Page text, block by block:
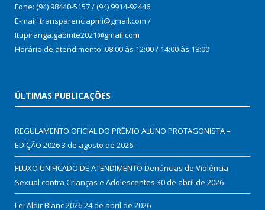
Fone: (94) 98440-5157 / (94) 9914-92446
E-mail: transparenciapmi@gmail.com /
Itupiranga.gabinte2021@gmail.com
Horário de atendimento: 08:00 às 12:00 / 14:00 às 18:00
ÚLTIMAS PUBLICAÇÕES
REGULAMENTO OFICIAL DO PRÊMIO ALUNO PROTAGONISTA –
EDIÇÃO 20263 de agosto de 2026
FLUXO UNIFICADO DE ATENDIMENTO Denúncias de Violência
Sexual contra Crianças e Adolescentes 30 de abril de 2026
Lei Aldir Blanc 202624 de abril de 2026